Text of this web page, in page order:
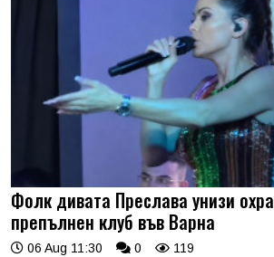
Фолк дивата Преслава унизи
препълнен клуб във Варна
06 Aug 11:30 0 119